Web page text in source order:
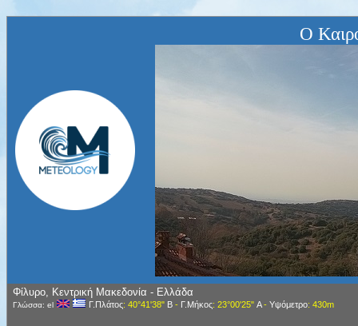
Ο
Φίλυρο, Κεντρική Μακεδονία - Ελλάδα
Γλώσσα: el Γ.Πλάτος: 40°41'38" Β- Γ.Μήκος: 23°00'25" Α- Υψόμετρο: 430m